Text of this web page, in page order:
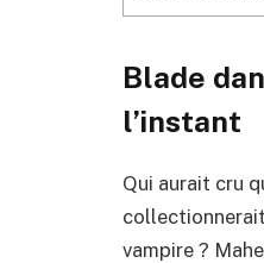
Blade
l’instant
Qui aurait cru
collectionnerait
vampire ?